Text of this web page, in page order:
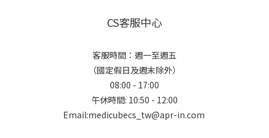
CS客服中心
客服時間：週一至週五
（國定假日及週末除外）
08:00 - 17:00
午休時間: 10:50 - 12:00
Email:medicubecs_tw@apr-in.com